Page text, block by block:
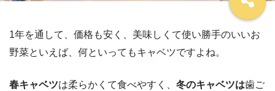
1年を通して、価格も安く、美味しくて使い勝手のいいお
野菜といえば、何といってもキャベツですよね。
春キャベツは柔らかくて食べやすく、 冬のキャベツは歯ご